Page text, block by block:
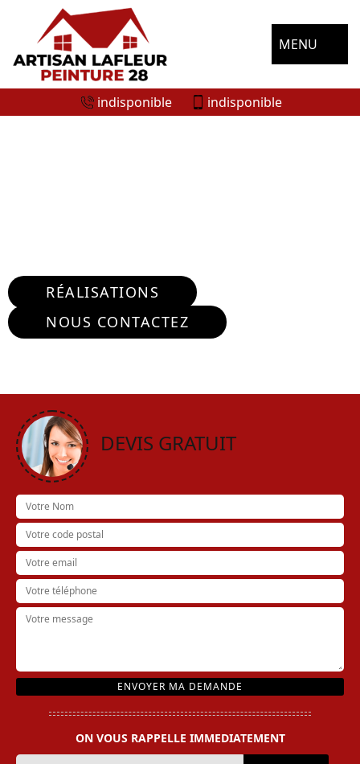
MENU
indisponible indisponible
RÉALISATIONS
NOUS CONTACTEZ
DEVIS GRATUIT
ON VOUS RAPPELLE IMMEDIATEMENT